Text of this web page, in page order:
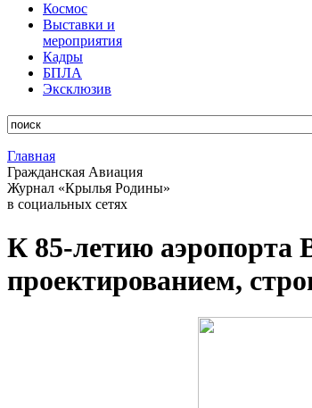
Космос
Выставки и
мероприятия
Кадры
БПЛА
Эксклюзив
Главная
Гражданская Авиация
Журнал «Крылья Родины»
в социальных сетях
К 85-летию аэропорта
проектированием,